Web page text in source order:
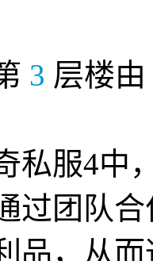
3 层楼由
私服4中
过团队
品，从